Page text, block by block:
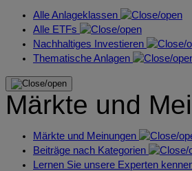
Alle Anlageklassen
Alle ETFs
Nachhaltiges Investieren
Thematische Anlagen
Märkte und
Märkte und Meinungen
Beiträge nach Kategorien
Lernen Sie unsere Experten